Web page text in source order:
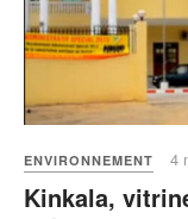
ENVIRONNEMENT 4
Kinkala,